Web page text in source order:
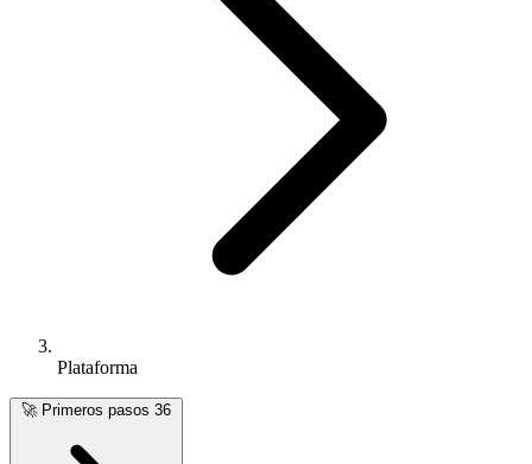
Plataforma
🚀 Primeros pasos 36